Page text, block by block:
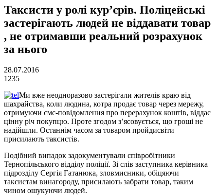
Таксисти у ролі кур’єрів. Поліцейські
застерігають людей не віддавати товар
, не отримавши реальний розрахунок
за нього
28.07.2016
1235
Ми вже неодноразово застерігали жителів краю від
шахрайства, коли людина, котра продає товар через мережу,
отримуючи смс-повідомлення про перерахунок коштів, віддає
цінну річ покупцю. Проте згодом з’ясовується, що гроші не
надійшли. Останнім часом за товаром пройдисвіти
присилають таксистів.
Подібний випадок задокументували співробітники
Тернопільського відділу поліції. Зі слів заступника керівника
підрозділу Сергія Гатанюка, зловмисники, обіцяючи
таксистам винагороду, присилають забрати товар, таким
чином ошукуючи людей.